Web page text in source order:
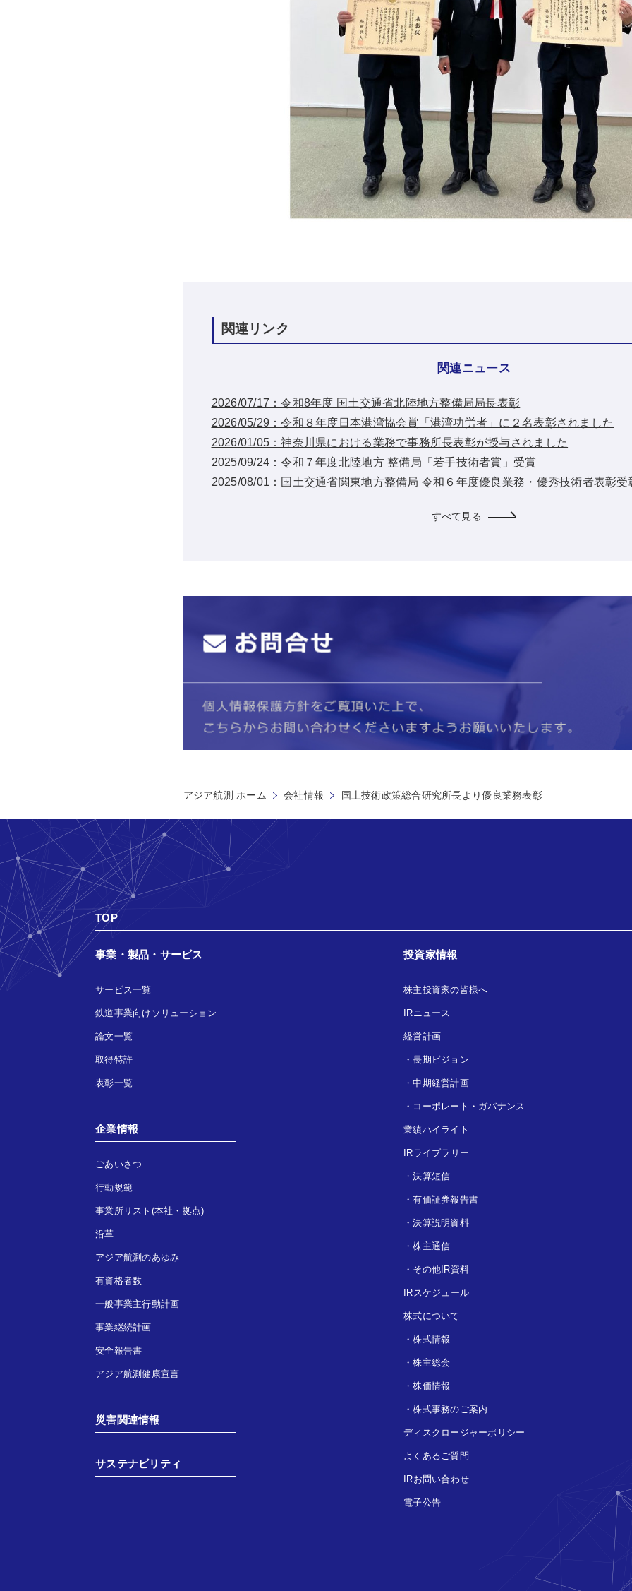
関連リンク
関連ニュース
2026/07/17：令和8年度 国土交通省北陸地方整備局局長表彰
2026/05/29：令和８年度日本港湾協会賞「港湾功労者」に２名表彰されました
2026/01/05：神奈川県における業務で事務所長表彰が授与されました
2025/09/24：令和７年度北陸地方 整備局「若手技術者賞」受賞
2025/08/01：国土交通省関東地方整備局 令和６年度優良業務・優秀技術者表彰受
すべて見る
アジア航測 ホーム 会社情報 国土技術政策総合研究所長より優良業務表彰
TOP
事業・製品・サービス
サービス一覧
鉄道事業向けソリューション
論文一覧
取得特許
表彰一覧
企業情報
ごあいさつ
行動規範
事業所リスト(本社・拠点)
沿革
アジア航測のあゆみ
有資格者数
一般事業主行動計画
事業継続計画
安全報告書
アジア航測健康宣言
災害関連情報
サステナビリティ
投資家情報
株主投資家の皆様へ
IRニュース
経営計画
・長期ビジョン
・中期経営計画
・ コーポレート・ガバナンス
業績ハイライト
IRライブラリー
・決算短信
・有価証券報告書
・決算説明資料
・株主通信
・ その他IR資料
IRスケジュール
株式について
・株式情報
・株主総会
・株価情報
・株式事務のご案内
ディスクロージャーポリシー
よくあるご質問
IRお問い合わせ
電子公告